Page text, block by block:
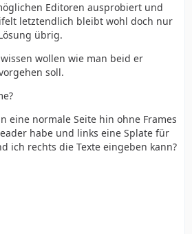
Editoren ausprobiert und
letztendlich bleibt wohl doch nur
übrig.
wollen wie man beid er
soll.
eine normale Seite hin ohne Frames
habe und links eine Splate für
ich rechts die Texte eingeben kann?